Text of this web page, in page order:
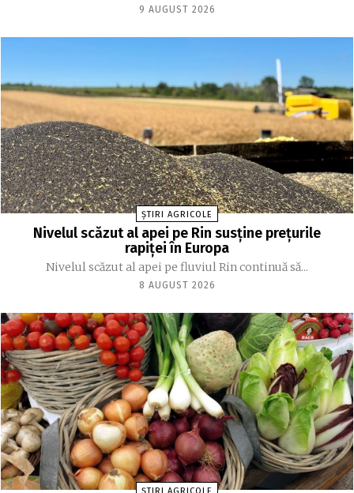
9 AUGUST 2026
ȘTIRI AGRICOLE
Nivelul scăzut al apei pe Rin susține prețurile
rapiței în Europa
Nivelul scăzut al apei pe fluviul Rin continuă să...
8 AUGUST 2026
ȘTIRI AGRICOLE